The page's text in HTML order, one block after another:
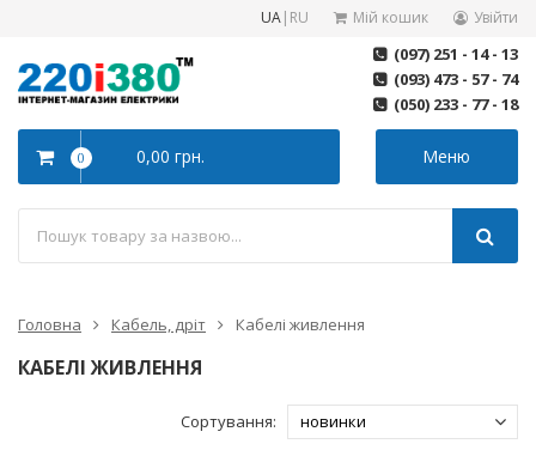
UA| RU Мій кошик Увійти
(097) 251 - 14 - 13
(093) 473 - 57 - 74
(050) 233 - 77 - 18
Меню
0 0,00 грн.
Головна Кабель, дріт Кабелі живлення
КАБЕЛІ ЖИВЛЕННЯ
Сортування: